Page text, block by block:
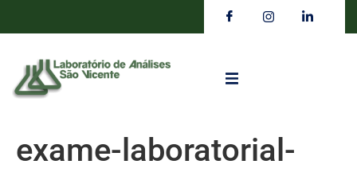
exame-laboratorial-